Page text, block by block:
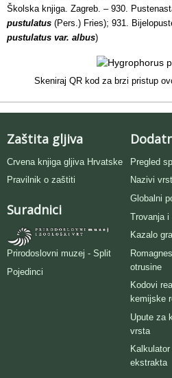
Školska knjiga. Zagreb. – 930.
pustulatus (Pers.) Fries); 931.
pustulatus var. albus)
Skeniraj QR kod za brzi pristup
Zaštita gljiva
Crvena knjiga gljiva Hrvatske
Pravilnik o zaštiti
Suradnici
Prirodoslovni muzej - Split
Pojedinci
Pregled
Nazivi
Globalni
Trovanja i
Kazalo
otrusine
Kodovi
kemijske
Upute za
vrsta
ekstrakta